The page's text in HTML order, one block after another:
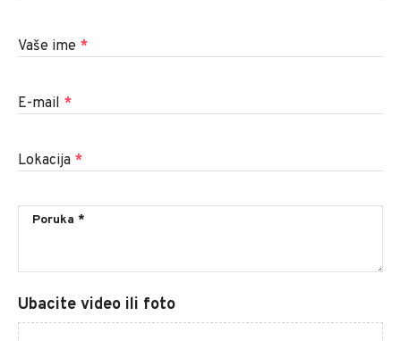
Vaše ime *
E-mail *
Lokacija *
Ubacite video ili foto